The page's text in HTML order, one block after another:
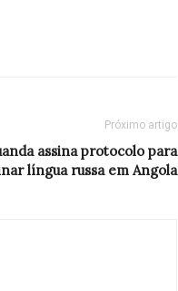
Próximo artigo
assina protocolo para
língua russa em Angola